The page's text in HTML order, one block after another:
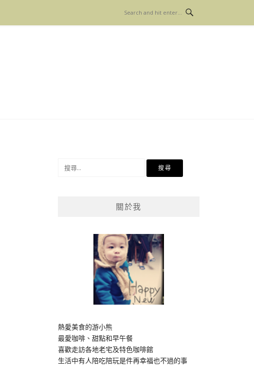
關於我
熱愛美食的游小熊
最愛咖啡、甜點和早午餐
喜歡走訪各地老宅及特色咖啡館
生活中有人陪吃陪玩是件再幸福也不過的事